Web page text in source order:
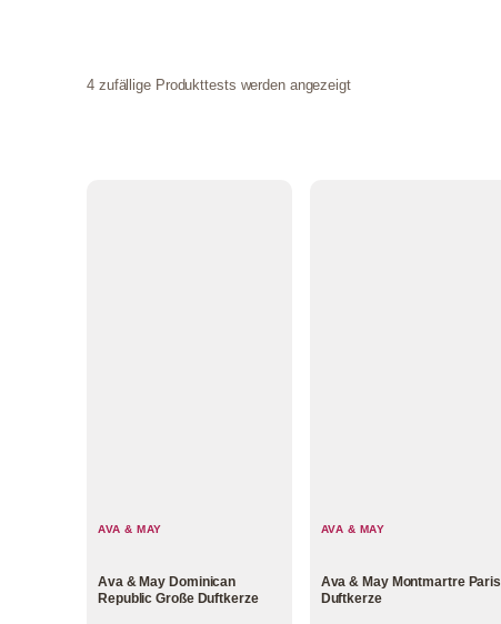
4 zufällige Produkttests werden angezeigt
AVA & MAY
Ava & May Dominican
Republic Große Duftkerze
AVA & MAY
Ava & May Montmartre Paris
Duftkerze